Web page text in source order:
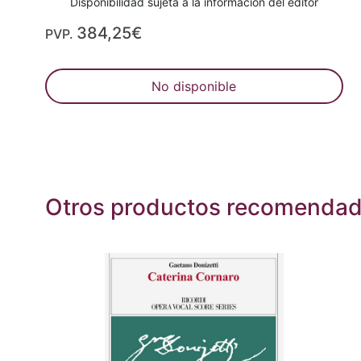
PVP. 384,25€
No disponible
Otros productos